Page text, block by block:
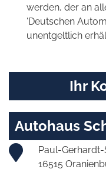
werden, der an
'Deutschen
unentgeltlich
Ihr
Autohaus
Paul-Gerhardt-
16515